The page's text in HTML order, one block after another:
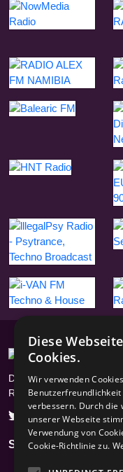
Das Radioportal mit
Radios hören
Seiten
Diese
Cookies.
Wir verwenden
verbessern. Durch die
unserer Webseite
Verwendung von
Cookie-Richtlinie zu.